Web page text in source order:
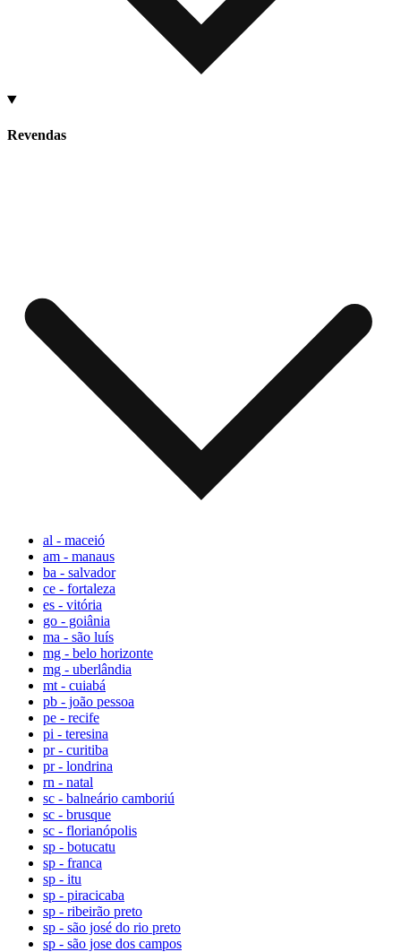
Revendas
al - maceió
am - manaus
ba - salvador
ce - fortaleza
es - vitória
go - goiânia
ma - são luís
mg - belo horizonte
mg - uberlândia
mt - cuiabá
pb - joão pessoa
pe - recife
pi - teresina
pr - curitiba
pr - londrina
rn - natal
sc - balneário camboriú
sc - brusque
sc - florianópolis
sp - botucatu
sp - franca
sp - itu
sp - piracicaba
sp - ribeirão preto
sp - são josé do rio preto
sp - são jose dos campos